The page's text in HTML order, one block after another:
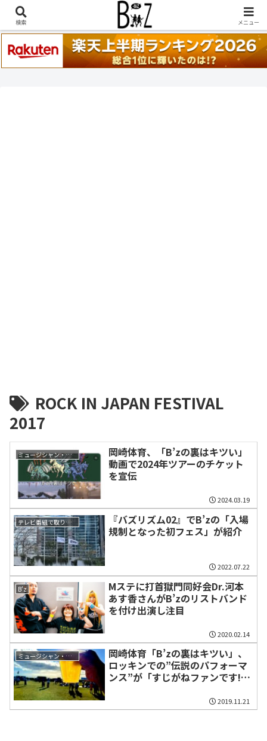
稲葉浩志『en-Zepp』『enⅣ』セトリ一覧はこちら
ROCK IN JAPAN FESTIVAL
2017
ミュージシャン・関係者
岡崎体育、「B’zの裏はキツい」
動画で2024年ツアーのチケット
を宣伝
2024.03.19
テレビ番組で取り上げられた話題
『バズリズム02』でB’zの「入場
規制となった初フェス」が紹介
2022.07.22
B'z
Mステに打首獄門同好会Dr.河本
あす香さんがB’zのリストバンド
を付け出演し注目
2020.02.14
ミュージシャン・関係者
岡崎体育「B’zの裏はキツい」、
ロッキンでの”伝説のパフォーマ
ンス”が「すじがねファンです!」
2019.11.21
検索 メニュー